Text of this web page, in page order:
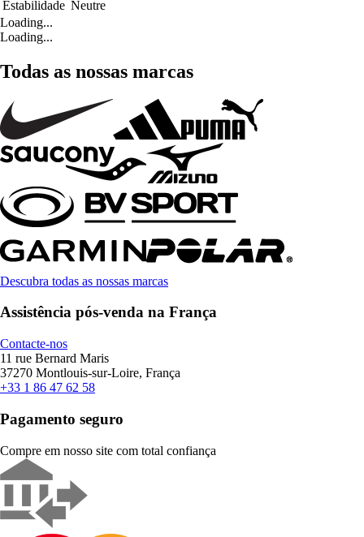
Estabilidade Neutre
Loading...
Loading...
Todas as nossas marcas
Descubra todas as nossas marcas
Assistência pós-venda na França
Contacte-nos
11 rue Bernard Maris
37270 Montlouis-sur-Loire, França
+33 1 86 47 62 58
Pagamento seguro
Compre em nosso site com total confiança